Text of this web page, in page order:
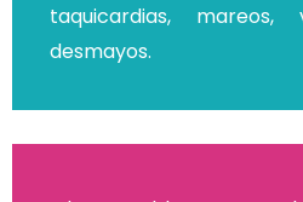
taquicardias,
desmayos.